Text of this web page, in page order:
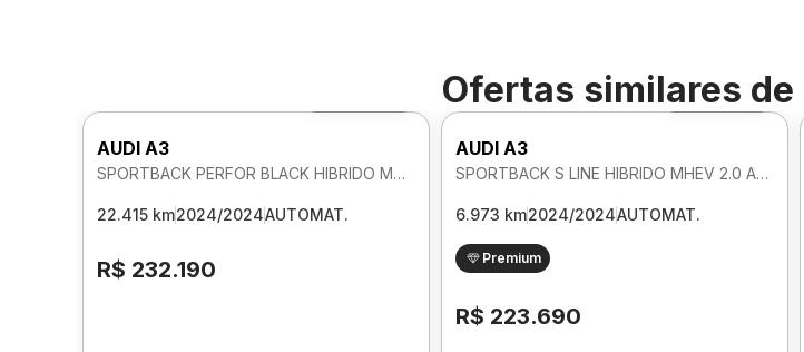
Ofertas similares de
AUDI A3
SPORTBACK PERFOR BLACK HIBRIDO MHEV 2.0 AUTOMATICO
22.415 km2024/2024AUTOMAT.
R$ 232.190
Foto 360º
AUDI A3
SPORTBACK S LINE HIBRIDO MHEV 2.0 AUTOMATICO
6.973 km2024/2024AUTOMAT.
Premium
R$ 223.690